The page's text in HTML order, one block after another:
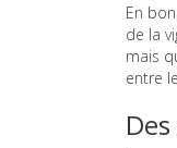
En
de la
mais
entre